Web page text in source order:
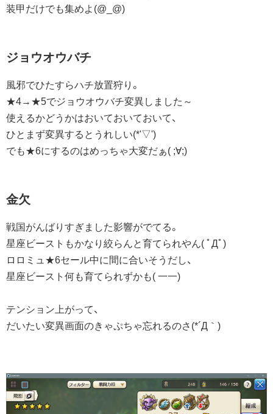
装甲だけでも集めよ(@_@)
ジョウオウバチ
風邪でひたすらハチ放置狩り。
★4→★5でジョウオウバチ変異しました～
使えるかどうかはおいておいておいて、
ひとまず変異するとうれしい(*'▽')
でも★6にするのはめっちゃ大変だぁ( ;∀;)
金欠
戦国がんばりすぎました影響がでてる。
星座ビーストもかなり絞らんと育てられやん( ﾟДﾟ)
ロロミュ★6セール中に間に合いそうだし、
星座ビースト何も育てられずかも( 一一)
テンション上がって、
だいたい変異画面のきゃぷちゃ忘れるのさ(*´Д｀)